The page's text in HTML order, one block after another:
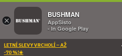
LETNÍ SLEVY VRCHOLÍ – AŽ
-70 %!☀️
×
BUSHMAN
AppSisto
- In Google Play